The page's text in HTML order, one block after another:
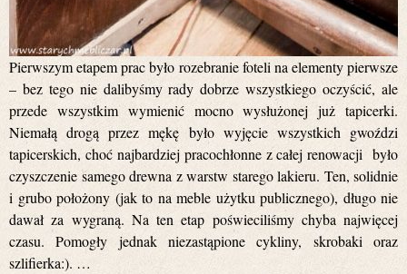
Pierwszym etapem prac było rozebranie foteli na elementy pierwsze
– bez tego nie dalibyśmy rady dobrze wszystkiego oczyścić, ale
przede wszystkim wymienić mocno wysłużonej już tapicerki.
Niemałą drogą przez mękę było wyjęcie wszystkich gwoździ
tapicerskich, choć najbardziej pracochłonne z całej renowacji było
czyszczenie samego drewna z warstw starego lakieru. Ten, solidnie
i grubo położony (jak to na meble użytku publicznego), długo nie
dawał za wygraną. Na ten etap poświeciliśmy chyba najwięcej
czasu. Pomogły jednak niezastąpione cykliny, skrobaki oraz
szlifierka:). …